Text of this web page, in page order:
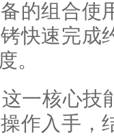
的组合使
快速完成
。
一核心技
作入手，